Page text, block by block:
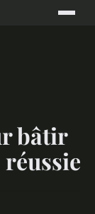
bâtir